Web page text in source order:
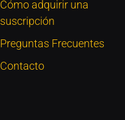
Cómo adquirir una
suscripción
Preguntas Frecuentes
Contacto